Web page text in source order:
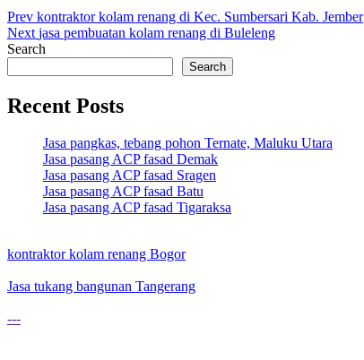
Post
navigation
Prev kontraktor kolam renang di Kec. Sumbersari Kab. Jember
Next jasa pembuatan kolam renang di Buleleng
Search
Search
Recent Posts
Jasa pangkas, tebang pohon Ternate, Maluku Utara
Jasa pasang ACP fasad Demak
Jasa pasang ACP fasad Sragen
Jasa pasang ACP fasad Batu
Jasa pasang ACP fasad Tigaraksa
kontraktor kolam renang Bogor
Jasa tukang bangunan Tangerang
---